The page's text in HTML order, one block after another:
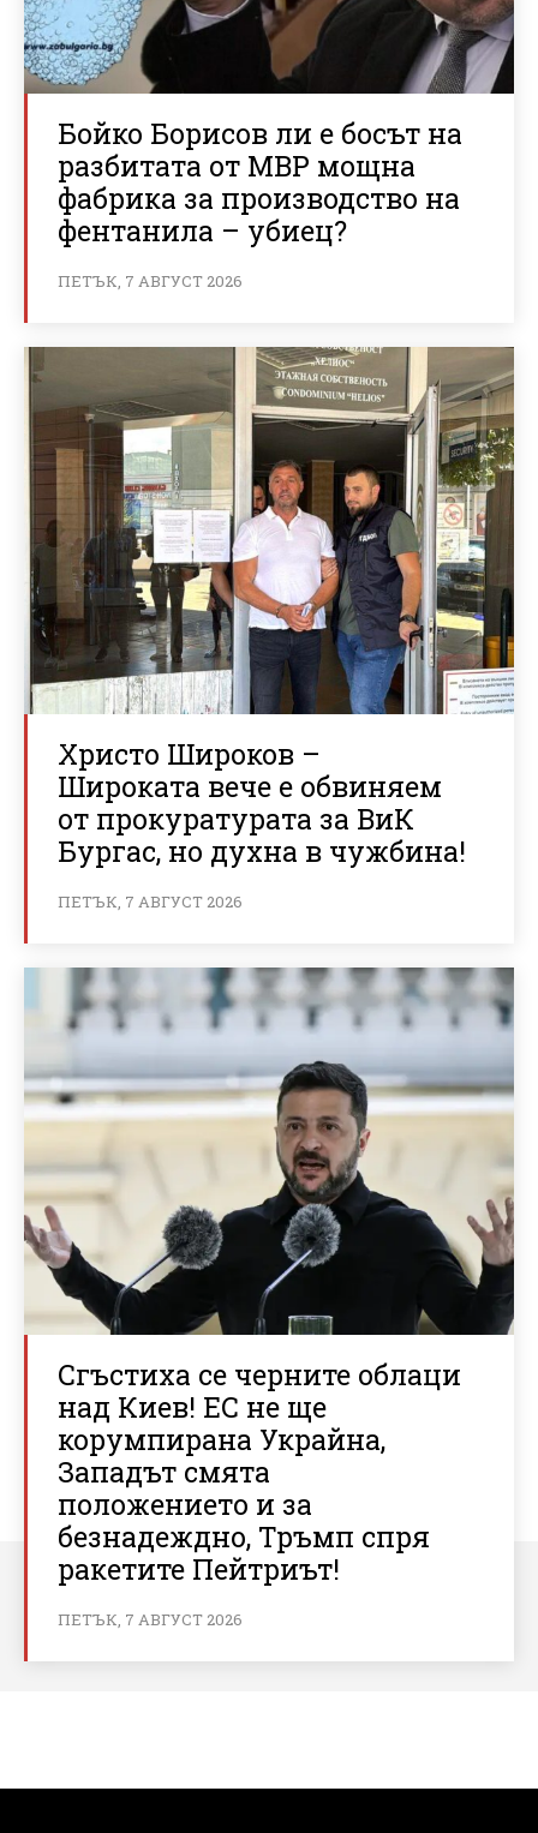
Бойко Борисов ли е босът на
разбитата от МВР мощна
фабрика за производство на
фентанила – убиец?
ПЕТЪК, 7 АВГУСТ 2026
Христо Широков –
Широката вече е обвиняем
от прокуратурата за ВиК
Бургас, но духна в чужбина!
ПЕТЪК, 7 АВГУСТ 2026
Сгъстиха се черните облаци
над Киев! ЕС не ще
корумпирана Украйна,
Западът смята
положението и за
безнадеждно, Тръмп спря
ракетите Пейтриът!
ПЕТЪК, 7 АВГУСТ 2026